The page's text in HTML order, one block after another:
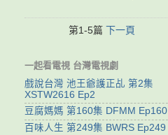
第1-5篇 下一頁
一起看電視 台灣電視劇
戲說台灣 池王爺護正乩 第2集
XSTW2616 Ep2
豆腐媽媽 第160集 DFMM Ep160
百味人生 第249集 BWRS Ep249